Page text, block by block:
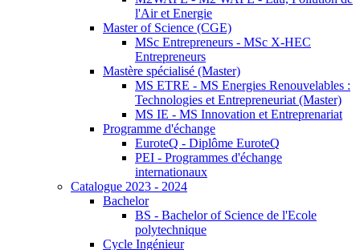
l'Air et Energie
Master of Science (CGE)
MSc Entrepreneurs - MSc X-HEC
Entrepreneurs
Mastère spécialisé (Master)
MS ETRE - MS Energies Renouvelables :
Technologies et Entrepreneuriat (Master)
MS IE - MS Innovation et Entreprenariat
Programme d'échange
EuroteQ - Diplôme EuroteQ
PEI - Programmes d'échange
internationaux
Catalogue 2023 - 2024
Bachelor
BS - Bachelor of Science de l'Ecole
polytechnique
Cycle Ingénieur